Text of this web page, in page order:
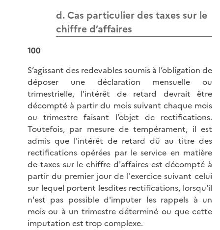
d. Cas particulier des taxes sur le
chiffre d’affaires
100
S’agissant des redevables soumis à l’obligation de
déposer une déclaration mensuelle ou
trimestrielle, l’intérêt de retard devrait être
décompté à partir du mois suivant chaque mois
ou trimestre faisant l’objet de rectifications.
Toutefois, par mesure de tempérament, il est
admis que l'intérêt de retard dû au titre des
rectifications opérées par le service en matière
de taxes sur le chiffre d'affaires est décompté à
partir du premier jour de l'exercice suivant celui
sur lequel portent lesdites rectifications, lorsqu'il
n'est pas possible d'imputer les rappels à un
mois ou à un trimestre déterminé ou que cette
imputation est trop complexe.